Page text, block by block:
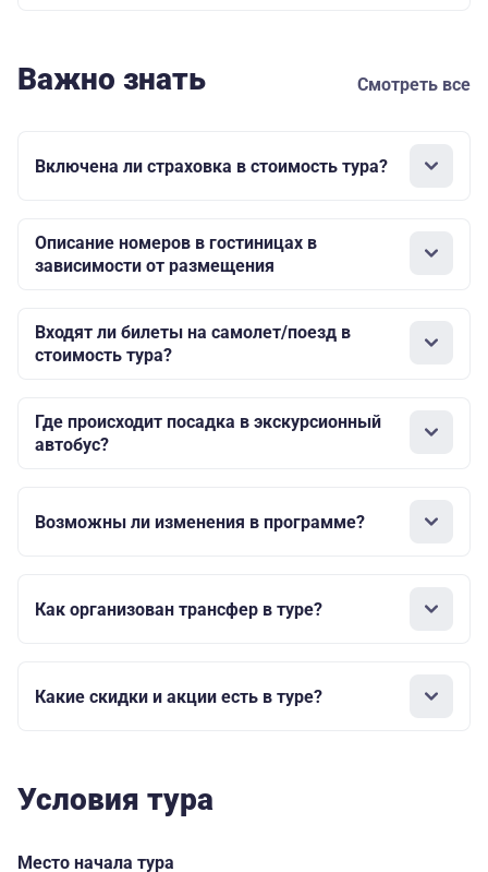
Важно знать Смотреть все
Включена ли страховка в стоимость тура?
Описание номеров в гостиницах в
зависимости от размещения
Входят ли билеты на самолет/поезд в
стоимость тура?
Где происходит посадка в экскурсионный
автобус?
Возможны ли изменения в программе?
Как организован трансфер в туре?
Какие скидки и акции есть в туре?
Условия тура
Место начала тура